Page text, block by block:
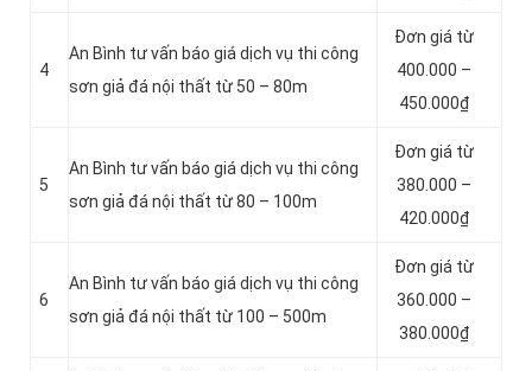
4
An Bình tư vấn báo giá dịch vụ thi công
sơn giả đá nội thất từ 50 – 80m
Đơn giá từ
400.000 –
450.000₫
5
An Bình tư vấn báo giá dịch vụ thi công
sơn giả đá nội thất từ 80 – 100m
Đơn giá từ
380.000 –
420.000₫
6
An Bình tư vấn báo giá dịch vụ thi công
sơn giả đá nội thất từ 100 – 500m
Đơn giá từ
360.000 –
380.000₫